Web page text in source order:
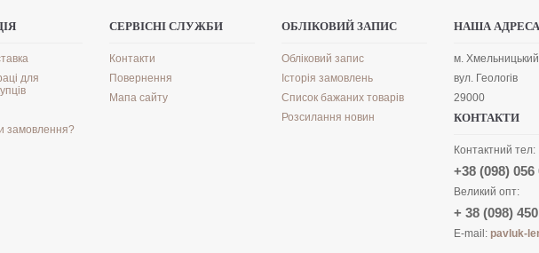
для
замовлення?
СЕРВІСНІ СЛУЖБИ
Контакти
Повернення
Мапа сайту
ОБЛІКОВИЙ ЗАПИС
Обліковий запис
Історія замовлень
Список бажаних товарів
Розсилання новин
НАША
м. Хмельницький
вул. Геологів
29000
КОНТАКТИ
Контактний тел:
+38 (098) 056
Великий опт:
+ 38 (098)
E-mail: pavluk-